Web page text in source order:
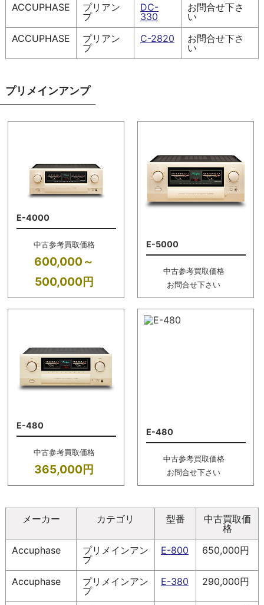
ACCUPHASE
プリアン
プ
DC-
330
お問合せ下さ
い
ACCUPHASE
プリアン
プ
C-2820
お問合せ下さ
い
プリメインアンプ
E-4000
中古参考買取価格
600,000～
500,000円
E-5000
中古参考買取価格
お問合せ下さい
E-480
中古参考買取価格
365,000円
E-480
中古参考買取価格
お問合せ下さい
メーカー カテゴリ 型番
中古買取価
格
Accuphase
プリメインアン
プ
E-800 650,000円
Accuphase
プリメインアン
プ
E-380 290,000円